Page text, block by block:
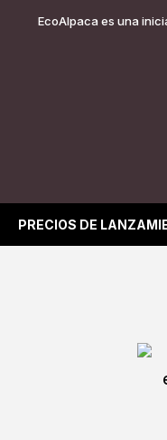
EcoAlpaca es una
PRECIOS DE